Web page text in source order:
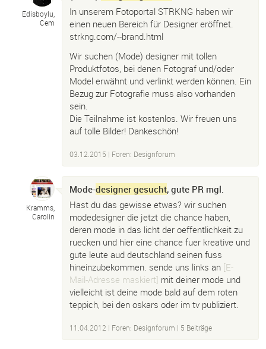
Edisboylu,
Cem
In unserem Fotoportal STRKNG haben wir
einen neuen Bereich für Designer eröffnet.
strkng.com/--brand.html
Wir suchen (Mode) designer mit tollen
Produktfotos, bei denen Fotograf und/oder
Model erwähnt und verlinkt werden können. Ein
Bezug zur Fotografie muss also vorhanden
sein.
Die Teilnahme ist kostenlos. Wir freuen uns
auf tolle Bilder! Dankeschön!
03.12.2015 | Foren: Designforum
Kramms,
Carolin
Mode-designer gesucht, gute PR mgl.
Hast du das gewisse etwas? wir suchen
modedesigner die jetzt die chance haben,
deren mode in das licht der oeffentlichkeit zu
ruecken und hier eine chance fuer kreative und
gute leute aud deutschland seinen fuss
hineinzubekommen. sende uns links an [E-
Mail-Adresse maskiert] mit deiner mode und
vielleicht ist deine mode bald auf dem roten
teppich, bei den oskars oder im tv publiziert.
11.04.2012 | Foren: Designforum | 5 Beiträge